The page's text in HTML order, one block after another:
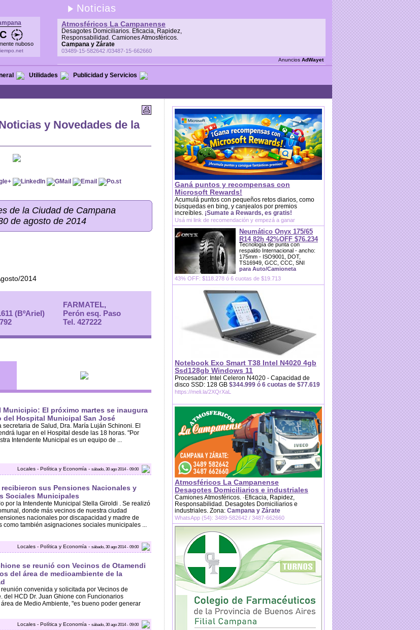
Noticias
Atmosféricos La Campanense
Desagotes Domiciliarios. Eficacia, Rapidez,
Responsabilidad. Camiones Atmosféricos.
Campana y Zárate
03489-15-582642 /03487-15-662660
Anuncios AdWayet
nuboso
Utilidades Publicidad y Servicios
y Novedades de la
de la Ciudad de Campana
de agosto de 2014
2014
(BºAriel)
FARMATEL,
Perón esq. Paso
Tel. 427222
Municipio: El próximo martes se inaugura
del Hospital Municipal San José
secretaria de Salud, Dra. María Luján Schinoni. El
lugar en el Hospital desde las 18 horas. "Por
Intendente Municipal es un equipo de ...
Locales - Política y Economía - sábado, 30 ago 2014 - 09:00
sus Pensiones Nacionales y
Sociales Municipales
por la Intendente Municipal Stella Giroldi . Se realizó
donde más vecinos de nuestra ciudad
nacionales por discapacidad y madre de
como también asignaciones sociales municipales ...
Locales - Política y Economía - sábado, 30 ago 2014 - 09:00
se reunió con Vecinos de Otamendi
del área de medioambiente de la
convenida y solicitada por Vecinos de
del HCD Dr. Juan Ghione con Funcionarios
de Medio Ambiente, "es bueno poder generar
Locales - Política y Economía - sábado, 30 ago 2014 - 09:00
Ganá puntos y recompensas con
Microsoft Rewards!
Acumulá puntos con pequeños retos diarios, como
búsquedas en bing, y canjealos por premios
increíbles. ¡Sumate a Rewards, es gratis!
Usá mi link de recomendación y empezá a ganar
Neumático Onyx 175/65
R14 82h 42%OFF $76.234
Tecnología de punta con
respaldo Internacional - ancho:
175mm - ISO9001, DOT,
TS16949, GCC, CCC, SNI
para Auto/Camioneta
43% OFF: $118.278 ó 6 cuotas de $19.713
Notebook Exo Smart T38 Intel N4020 4gb
Ssd128gb Windows 11
Procesador: Intel Celeron N4020 - Capacidad de
disco SSD: 128 GB $344.999 ó 6 cuotas de $77.619
https://meli.la/2XQrXaL
Atmosféricos La Campanense
Desagotes Domiciliarios e industriales
Camiones Atmosféricos. ·Eficacia, Rapidez,
Responsabilidad. Desagotes Domiciliarios e
industriales. Zona: Campana y Zárate
WhatsApp (54): 3489-582642 / 3487-662660